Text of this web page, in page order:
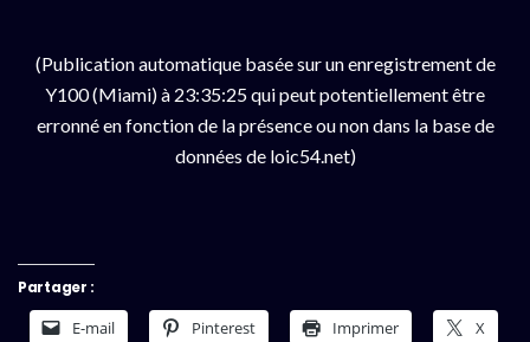
(Publication automatique basée sur un enregistrement de
Y100 (Miami) à 23:35:25 qui peut potentiellement être
erronné en fonction de la présence ou non dans la base de
données de loic54.net)
Partager :
E-mail Pinterest Imprimer X